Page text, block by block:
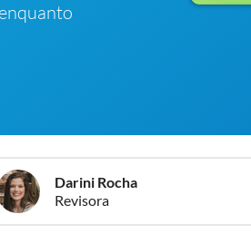
Darini Rocha
Revisora